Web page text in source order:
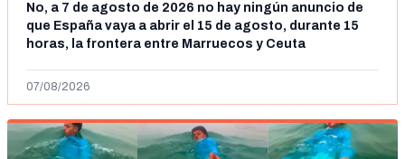
No, a 7 de agosto de 2026 no hay ningún anuncio de
que España vaya a abrir el 15 de agosto, durante 15
horas, la frontera entre Marruecos y Ceuta
07/08/2026